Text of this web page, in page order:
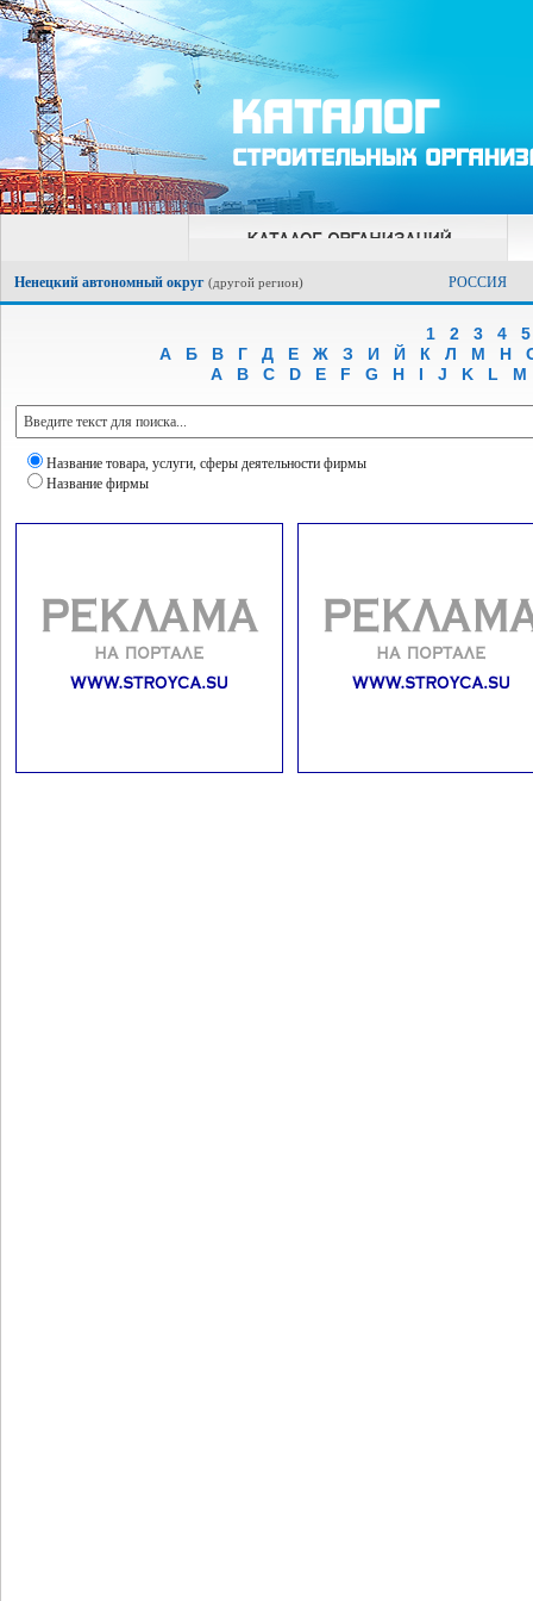
Ненецкий автономный округ (другой регион) РОССИЯ
1 2 3 4
5
А
Б В Г Д Е Ж З И Й К Л М Н
A
B C D E F G H I J K L M
Название товара, услуги, сферы деятельности фирмы
Название фирмы